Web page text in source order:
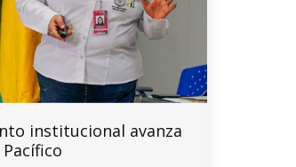
institucional avanza